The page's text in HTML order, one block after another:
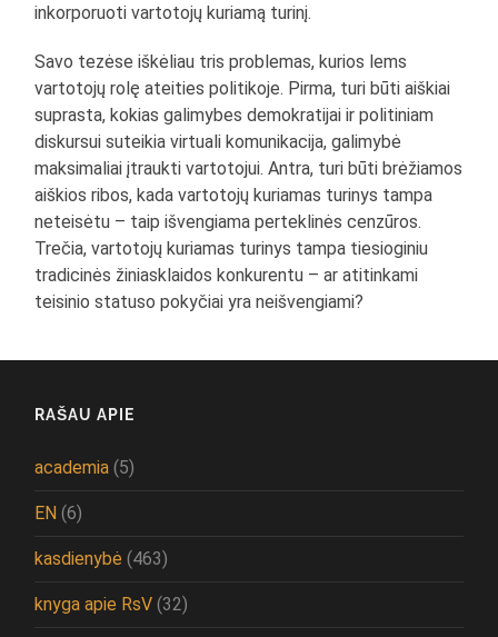
inkorporuoti vartotojų kuriamą turinį.
Savo tezėse iškėliau tris problemas, kurios lems
vartotojų rolę ateities politikoje. Pirma, turi būti aiškiai
suprasta, kokias galimybes demokratijai ir politiniam
diskursui suteikia virtuali komunikacija, galimybė
maksimaliai įtraukti vartotojui. Antra, turi būti brėžiamos
aiškios ribos, kada vartotojų kuriamas turinys tampa
neteisėtu – taip išvengiama perteklinės cenzūros.
Trečia, vartotojų kuriamas turinys tampa tiesioginiu
tradicinės žiniasklaidos konkurentu – ar atitinkami
teisinio statuso pokyčiai yra neišvengiami?
RAŠAU APIE
academia (5)
EN (6)
kasdienybė (463)
knyga apie RsV (32)